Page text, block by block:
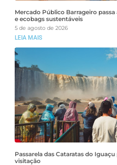
Mercado Público Barrageiro
e ecobags sustentáveis
5 de agosto de 2026
LEIA MAIS
Passarela das Cataratas do
visitação